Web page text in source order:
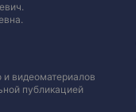
видеоматериалов
публикацией